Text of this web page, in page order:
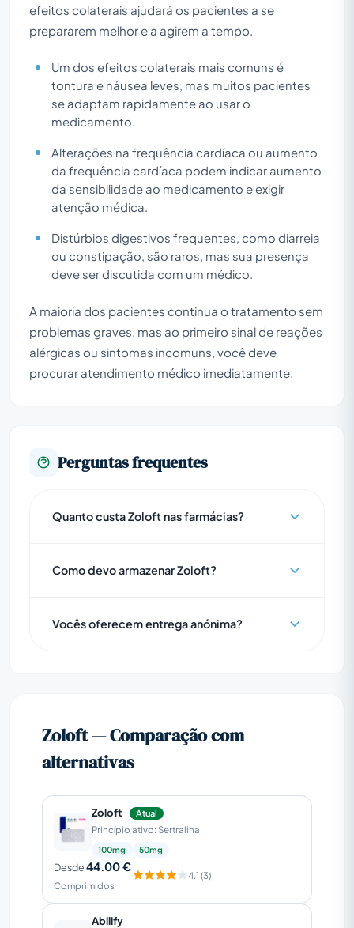
efeitos colaterais ajudará os pacientes a se
prepararem melhor e a agirem a tempo.
Um dos efeitos colaterais mais comuns é
tontura e náusea leves, mas muitos pacientes
se adaptam rapidamente ao usar o
medicamento.
Alterações na frequência cardíaca ou aumento
da frequência cardíaca podem indicar aumento
da sensibilidade ao medicamento e exigir
atenção médica.
Distúrbios digestivos frequentes, como diarreia
ou constipação, são raros, mas sua presença
deve ser discutida com um médico.
A maioria dos pacientes continua o tratamento sem
problemas graves, mas ao primeiro sinal de reações
alérgicas ou sintomas incomuns, você deve
procurar atendimento médico imediatamente.
Perguntas frequentes
Quanto custa Zoloft nas farmácias?
Como devo armazenar Zoloft?
Vocês oferecem entrega anónima?
Zoloft — Comparação com
alternativas
Zoloft Atual
Princípio ativo: Sertralina
100mg 50mg
Desde44.00 €
Comprimidos
4.1 (3)
Abilify